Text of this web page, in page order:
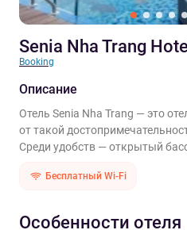
Senia Nha Trang
Booking
Описание
Отель Senia Nha Trang — это
от такой
Среди удобств — открытый
Бесплатный Wi-Fi
Особенности отеля